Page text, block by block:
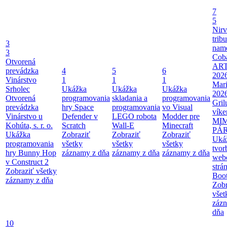
3
3
Otvorená
prevádzka
Vinárstvo
Srholec
Otvorená
prevádzka
Vinárstvo u
Kohúta, s. r. o.
Ukážka
programovania
hry Bunny Hop
v Construct 2
Zobraziť všetky
záznamy z dňa
4
1
Ukážka
programovania
hry Space
Defender v
Scratch
Zobraziť
všetky
záznamy z dňa
5
1
Ukážka
skladania a
programovania
LEGO robota
Wall-E
Zobraziť
všetky
záznamy z dňa
6
1
Ukážka
programovania
vo Visual
Modder pre
Minecraft
Zobraziť
všetky
záznamy z dňa
7
5
dňa
10